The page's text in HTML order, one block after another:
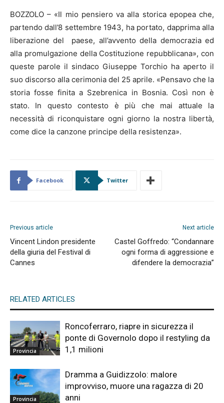
BOZZOLO – «Il mio pensiero va alla storica epopea che,
partendo dall’8 settembre 1943, ha portato, dapprima alla
liberazione del paese, all’avvento della democrazia ed
alla promulgazione della Costituzione repubblicana», con
queste parole il sindaco Giuseppe Torchio ha aperto il
suo discorso alla cerimonia del 25 aprile. «Pensavo che la
storia fosse finita a Szebrenica in Bosnia. Così non è
stato. In questo contesto è più che mai attuale la
necessità di riconquistare ogni giorno la nostra libertà,
come dice la canzone principe della resistenza».
Facebook Twitter
Previous article
Vincent Lindon presidente
della giuria del Festival di
Cannes
Next article
Castel Goffredo: “Condannare
ogni forma di aggressione e
difendere la democrazia”
RELATED ARTICLES
Provincia
Roncoferraro, riapre in sicurezza il
ponte di Governolo dopo il restyling da
1,1 milioni
Provincia
Dramma a Guidizzolo: malore
improvviso, muore una ragazza di 20
anni